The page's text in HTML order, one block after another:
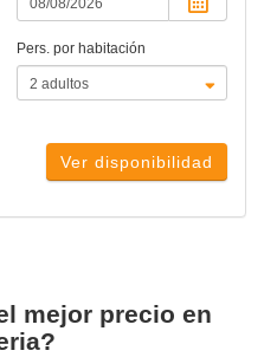
Pers. por habitación
Ver disponibilidad
mejor precio en